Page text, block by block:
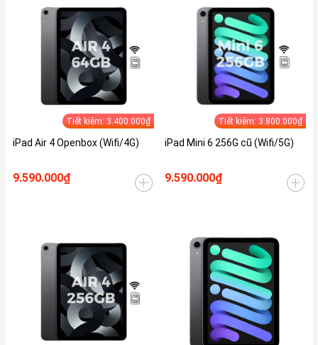
Tiết kiệm: 3.400.000₫
iPad Air 4 Openbox (Wifi/4G)
9.590.000₫
Tiết kiệm: 3.800.000₫
iPad Mini 6 256G cũ (Wifi/5G)
9.590.000₫